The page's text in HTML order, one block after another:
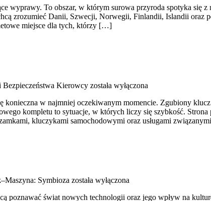
wyprawy. To obszar, w którym surowa przyroda spotyka się
zrozumieć Danii, Szwecji, Norwegii, Finlandii, Islandii
miejsce dla tych, którzy […]
Bezpieczeństwa Kierowcy została wyłączona
w najmniej oczekiwanym momencie. Zgubiony
kompletu to sytuacje, w których liczy się szybkość.
kluczykami samochodowymi oraz usługami
Symbioza została wyłączona
poznawać świat nowych technologii oraz jego wpływ na